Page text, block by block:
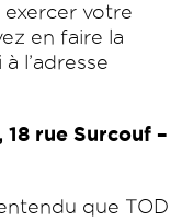
exercer votre
en faire la
l’adresse
rue Surcouf –
que TOD